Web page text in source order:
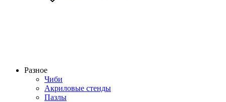
Разное
Чиби
Акриловые стенды
Пазлы